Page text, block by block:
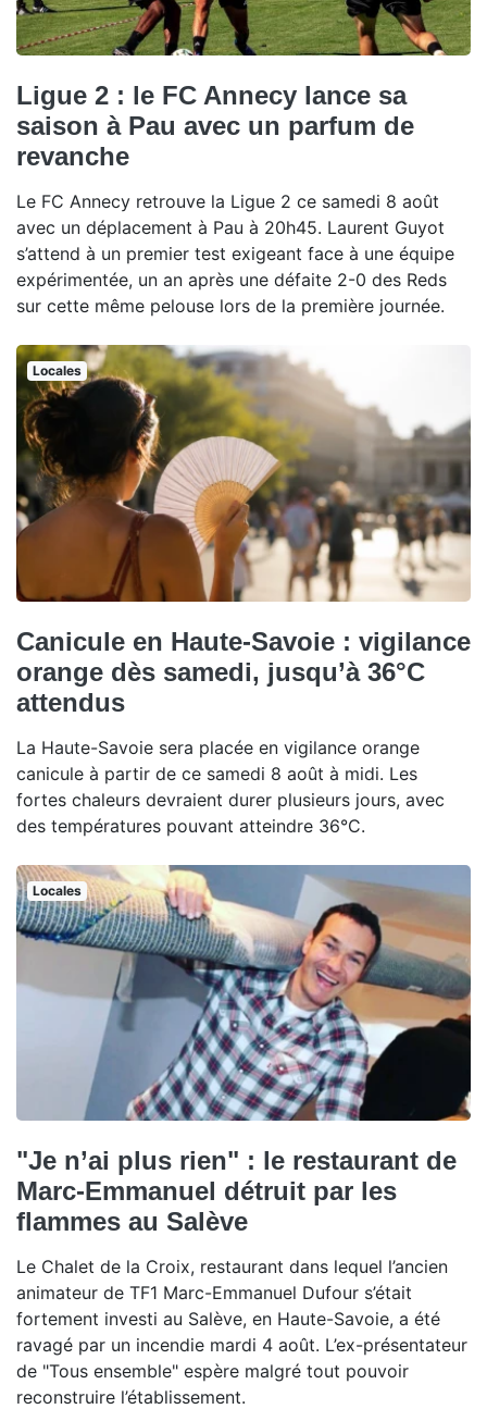
Ligue 2 : le FC Annecy lance sa
saison à Pau avec un parfum de
revanche
Le FC Annecy retrouve la Ligue 2 ce samedi 8 août
avec un déplacement à Pau à 20h45. Laurent Guyot
s’attend à un premier test exigeant face à une équipe
expérimentée, un an après une défaite 2-0 des Reds
sur cette même pelouse lors de la première journée.
Locales
Canicule en Haute-Savoie : vigilance
orange dès samedi, jusqu’à 36°C
attendus
La Haute-Savoie sera placée en vigilance orange
canicule à partir de ce samedi 8 août à midi. Les
fortes chaleurs devraient durer plusieurs jours, avec
des températures pouvant atteindre 36°C.
Locales
"Je n’ai plus rien" : le restaurant de
Marc-Emmanuel détruit par les
flammes au Salève
Le Chalet de la Croix, restaurant dans lequel l’ancien
animateur de TF1 Marc-Emmanuel Dufour s’était
fortement investi au Salève, en Haute-Savoie, a été
ravagé par un incendie mardi 4 août. L’ex-présentateur
de "Tous ensemble" espère malgré tout pouvoir
reconstruire l’établissement.